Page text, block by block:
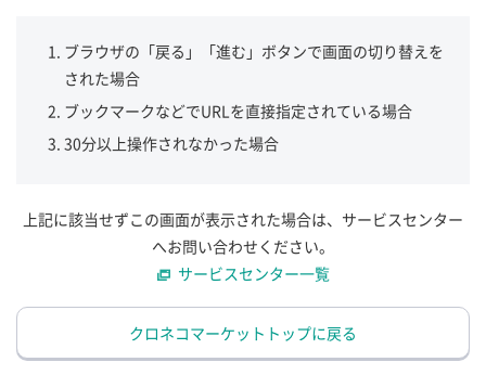
ブラウザの「戻る」「進む」ボタンで画面の切り替えを
された場合
ブックマークなどでURLを直接指定されている場合
30分以上操作されなかった場合
上記に該当せずこの画面が表示された場合は、サービスセンター
へお問い合わせください。
サービスセンター一覧
クロネコマーケットトップに戻る